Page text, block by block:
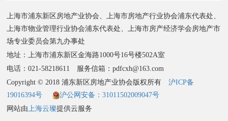
上海市浦东新区房地产业协会、上海市房地产行业协会浦东代表处、
上海市物业管理行业协会浦东代表处、上海市房产经济学会房地产市
场专业委员会第九办事处
地址：上海市浦东新区金海路1000号16号楼502A室
电话：021-58218611 服务信箱：pdfcxh@163.com
Copyright © 2018 浦东新区房地产业协会版权所有沪ICP备
19016394号
沪公网安备：31011502009047号
网站由上海云璨提供云服务